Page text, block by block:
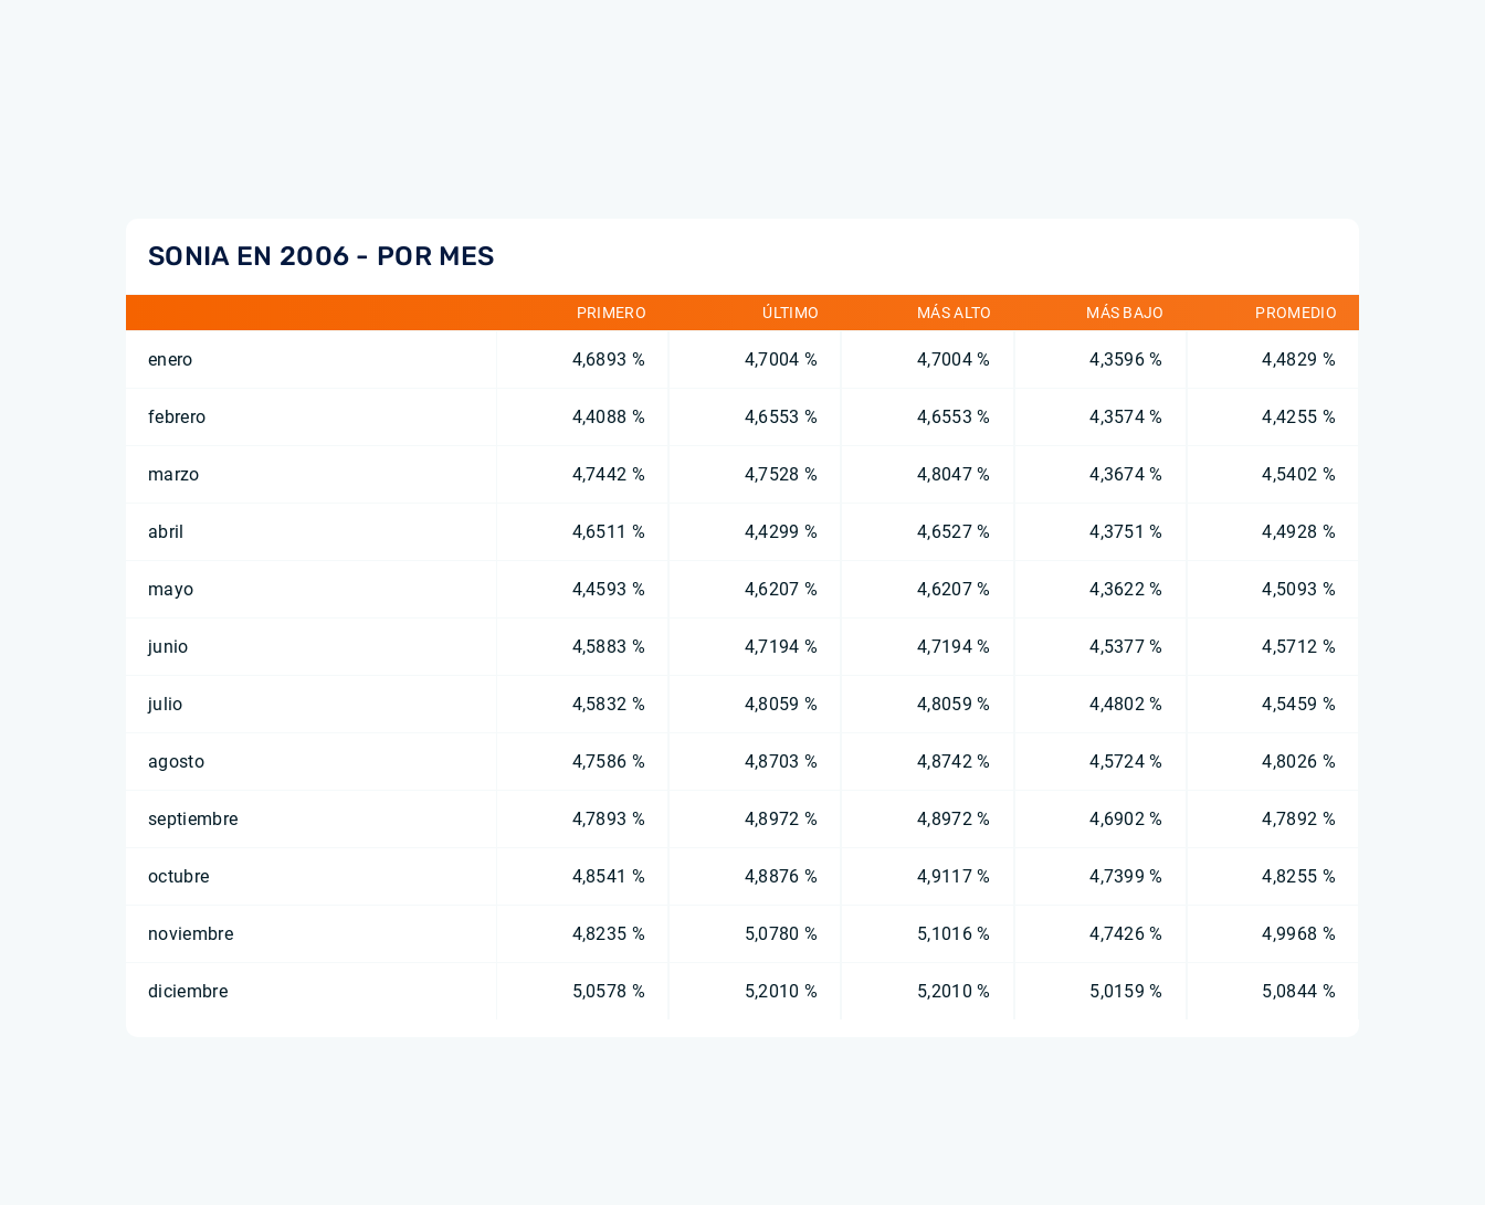
SONIA EN 2006 - POR MES
PRIMERO ÚLTIMO MÁS ALTO MÁS BAJO PROMEDIO
enero 4,6893 % 4,7004 % 4,7004 % 4,3596 % 4,4829 %
febrero 4,4088 % 4,6553 % 4,6553 % 4,3574 % 4,4255 %
marzo 4,7442 % 4,7528 % 4,8047 % 4,3674 % 4,5402 %
abril 4,6511 % 4,4299 % 4,6527 % 4,3751 % 4,4928 %
mayo 4,4593 % 4,6207 % 4,6207 % 4,3622 % 4,5093 %
junio 4,5883 % 4,7194 % 4,7194 % 4,5377 % 4,5712 %
julio 4,5832 % 4,8059 % 4,8059 % 4,4802 % 4,5459 %
agosto 4,7586 % 4,8703 % 4,8742 % 4,5724 % 4,8026 %
septiembre 4,7893 % 4,8972 % 4,8972 % 4,6902 % 4,7892 %
octubre 4,8541 % 4,8876 % 4,9117 % 4,7399 % 4,8255 %
noviembre 4,8235 % 5,0780 % 5,1016 % 4,7426 % 4,9968 %
diciembre 5,0578 % 5,2010 % 5,2010 % 5,0159 % 5,0844 %